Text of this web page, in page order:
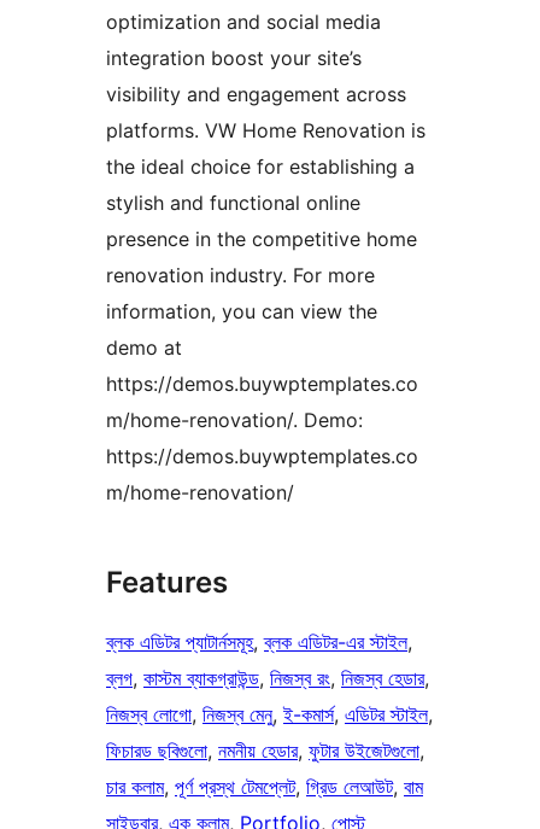
optimization and social media
integration boost your site’s
visibility and engagement across
platforms. VW Home Renovation is
the ideal choice for establishing a
stylish and functional online
presence in the competitive home
renovation industry. For more
information, you can view the
demo at
https://demos.buywptemplates.co
m/home-renovation/. Demo:
https://demos.buywptemplates.co
m/home-renovation/
Features
ব্লক এডিটর প্যাটার্নসমূহ, ব্লক এডিটর-এর স্টাইল
ব্লগ, কাস্টম ব্যাকগ্রাউন্ড, নিজস্ব রং, নিজস্ব হেডার
নিজস্ব লোগো, নিজস্ব মেনু, ই-কমার্স, এডিটর স্টাইল
ফিচারড ছবিগুলো, নমনীয় হেডার, ফুটার উইজেটগুলো
চার কলাম, পূর্ণ প্রস্থ টেমপ্লেট, গ্রিড লেআউট, বাম
সাইডবার, এক কলাম, Portfolio, পোস্ট